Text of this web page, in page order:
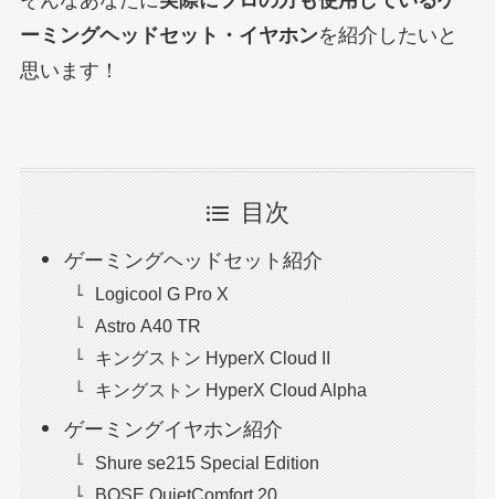
ーミングヘッドセット・イヤホンを紹介したいと
思います！
目次
ゲーミングヘッドセット紹介
Logicool G Pro X
Astro A40 TR
キングストン HyperX Cloud II
キングストン HyperX Cloud Alpha
ゲーミングイヤホン紹介
Shure se215 Special Edition
BOSE QuietComfort 20